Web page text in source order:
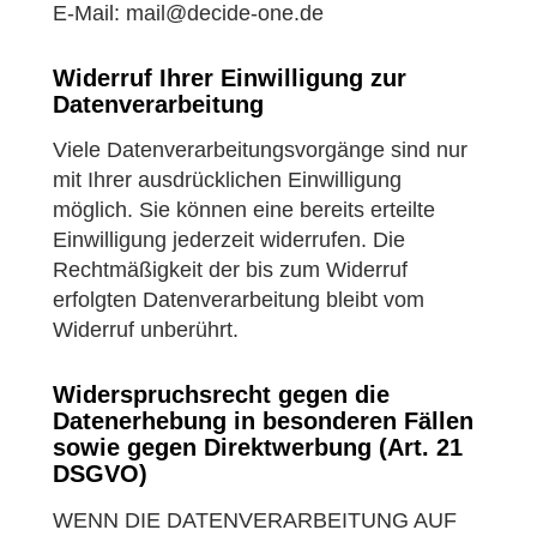
E-Mail: mail@decide-one.de
Widerruf Ihrer Einwilligung zur
Datenverarbeitung
Viele Datenverarbeitungsvorgänge sind nur
mit Ihrer ausdrücklichen Einwilligung
möglich. Sie können eine bereits erteilte
Einwilligung jederzeit widerrufen. Die
Rechtmäßigkeit der bis zum Widerruf
erfolgten Datenverarbeitung bleibt vom
Widerruf unberührt.
Widerspruchsrecht gegen die
Datenerhebung in besonderen Fällen
sowie gegen Direktwerbung (Art. 21
DSGVO)
WENN DIE DATENVERARBEITUNG AUF